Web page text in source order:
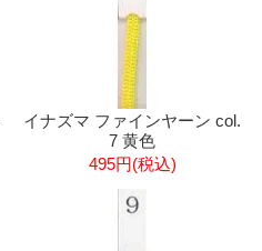
イナズマ ファインヤーン col.
7 黄色
495円(税込)